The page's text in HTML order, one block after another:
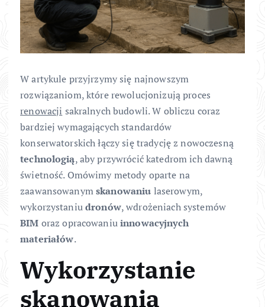
W artykule przyjrzymy się najnowszym
rozwiązaniom, które rewolucjonizują proces
renowacji sakralnych budowli. W obliczu coraz
bardziej wymagających standardów
konserwatorskich łączy się tradycję z nowoczesną
technologią, aby przywrócić katedrom ich dawną
świetność. Omówimy metody oparte na
zaawansowanymskanowaniu laserowym,
wykorzystaniudronów, wdrożeniach systemów
BIM oraz opracowaniuinnowacyjnych
materiałów.
Wykorzystanie
skanowania